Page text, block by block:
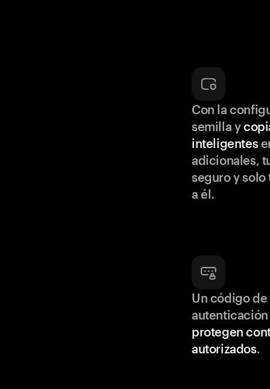
Con la
semilla y
inteligentes
adicionales,
seguro y
a él.
Un código de
protegen
autorizados.